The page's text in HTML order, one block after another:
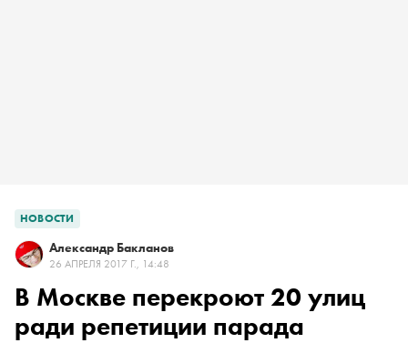
НОВОСТИ
Александр Бакланов
26 АПРЕЛЯ 2017 Г., 14:48
В Москве перекроют 20 улиц
ради репетиции парада